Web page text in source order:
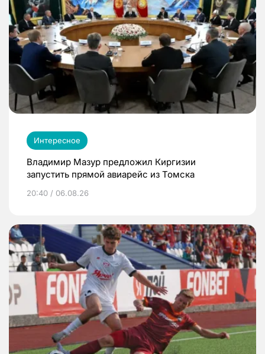
Интересное
Владимир Мазур предложил Киргизии
запустить прямой авиарейс из Томска
20:40 / 06.08.26